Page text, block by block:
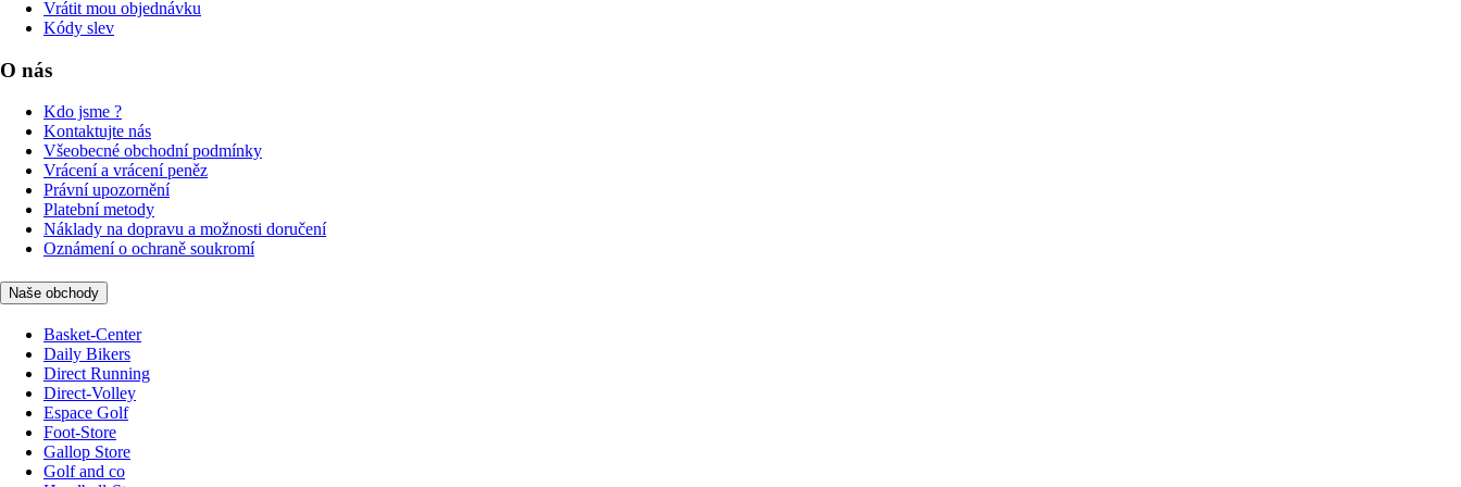
Vrátit mou objednávku
Kódy slev
O nás
Kdo jsme ?
Kontaktujte nás
Všeobecné obchodní podmínky
Vrácení a vrácení peněz
Právní upozornění
Platební metody
Náklady na dopravu a možnosti doručení
Oznámení o ochraně soukromí
Naše obchody
Basket-Center
Daily Bikers
Direct Running
Direct-Volley
Espace Golf
Foot-Store
Gallop Store
Golf and co